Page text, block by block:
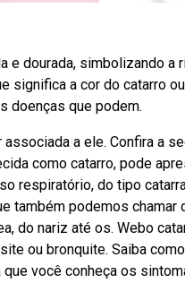
e dourada, simbolizando a
significa a cor do catarro
doenças que podem.
a ele. Confira a
como catarro, pode
respiratório, do tipo
também podemos
do nariz até os. Webo
ou bronquite. Saiba
você conheça os